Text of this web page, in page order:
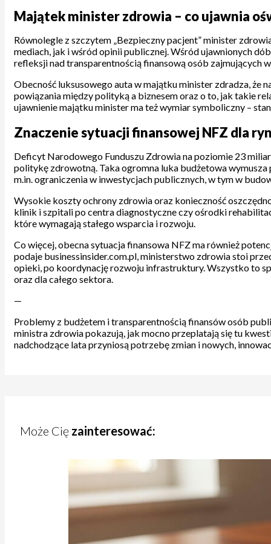
Majątek minister zdrowia – co ujawnia
Równolegle z szczytem „Bezpieczny pacjent” minister
mediach, jak i wśród opinii publicznej. Wśród ujawnionych
refleksji nad transparentnością finansową osób zajmujących
Obecność luksusowego auta w majątku minister zdradza, że
powiązania między polityką a biznesem oraz o to, jak takie
ujawnienie majątku minister ma też wymiar symboliczny –
Znaczenie sytuacji finansowej NFZ dla
Deficyt Narodowego Funduszu Zdrowia na poziomie 23
politykę zdrowotną. Taka ogromna luka budżetowa
m.in. ograniczenia w inwestycjach publicznych, w tym w
Wysokie koszty ochrony zdrowia oraz konieczność
klinik i szpitali po centra diagnostyczne czy ośrodki
które wymagają stałego wsparcia i rozwoju.
Co więcej, obecna sytuacja finansowa NFZ ma również
podaje businessinsider.com.pl, ministerstwo zdrowia stoi
opieki, po koordynację rozwoju infrastruktury. Wszystko to
oraz dla całego sektora.
—
Problemy z budżetem i transparentnością finansów osób
ministra zdrowia pokazują, jak mocno przeplatają się tu
nadchodzące lata przyniosą potrzebę zmian i nowych,
Może Cię zainteresować: